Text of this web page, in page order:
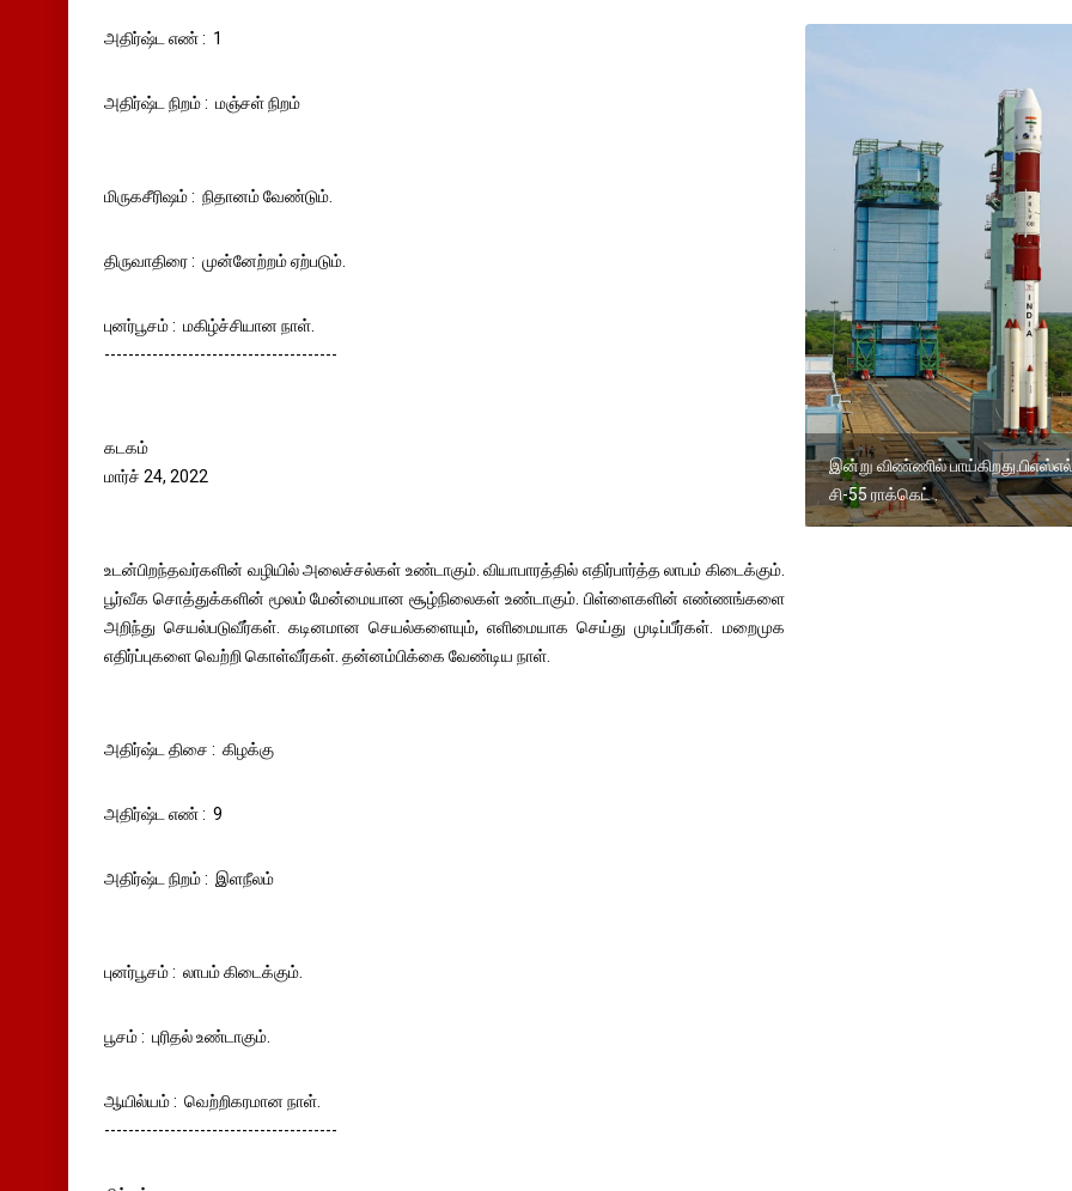
அதிர்ஷ்ட எண் : 1
அதிர்ஷ்ட நிறம் : மஞ்சள் நிறம்
மிருகசீரிஷம் : நிதானம் வேண்டும்.
திருவாதிரை : முன்னேற்றம் ஏற்படும்.
புனர்பூசம் : மகிழ்ச்சியான நாள்.
---------------------------------------
கடகம்
மார்ச் 24, 2022
உடன்பிறந்தவர்களின் வழியில் அலைச்சல்கள் உண்டாகும். வியாபாரத்தில் எதிர்பார்த்த லாபம் கிடைக்கும்.
பூர்வீக சொத்துக்களின் மூலம் மேன்மையான சூழ்நிலைகள் உண்டாகும். பிள்ளைகளின் எண்ணங்களை
அறிந்து செயல்படுவீர்கள். கடினமான செயல்களையும், எளிமையாக செய்து முடிப்பீர்கள். மறைமுக
எதிர்ப்புகளை வெற்றி கொள்வீர்கள். தன்னம்பிக்கை வேண்டிய நாள்.
அதிர்ஷ்ட திசை : கிழக்கு
அதிர்ஷ்ட எண் : 9
அதிர்ஷ்ட நிறம் : இளநீலம்
புனர்பூசம் : லாபம் கிடைக்கும்.
பூசம் : புரிதல் உண்டாகும்.
ஆயில்யம் : வெற்றிகரமான நாள்.
---------------------------------------
இன்று விண்ணில்
சி-55 ராக்கெட் .